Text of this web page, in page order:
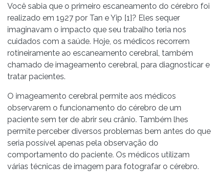
Você sabia que o primeiro escaneamento do cérebro foi
realizado em 1927 por Tan e Yip [1]? Eles sequer
imaginavam o impacto que seu trabalho teria nos
cuidados com a saúde. Hoje, os médicos recorrem
rotineiramente ao escaneamento cerebral, também
chamado de imageamento cerebral, para diagnosticar e
tratar pacientes.
O imageamento cerebral permite aos médicos
observarem o funcionamento do cérebro de um
paciente sem ter de abrir seu crânio. Também lhes
permite perceber diversos problemas bem antes do que
seria possível apenas pela observação do
comportamento do paciente. Os médicos utilizam
várias técnicas de imagem para fotografar o cérebro.